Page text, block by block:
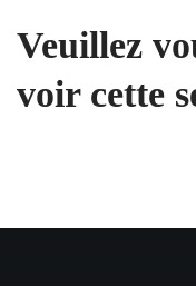
Veuillez
voir cette